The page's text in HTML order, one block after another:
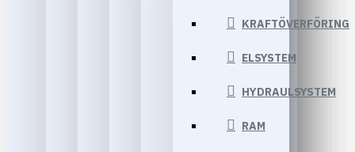
KRAFTÖVERFÖRING
ELSYSTEM
HYDRAULSYSTEM
RAM